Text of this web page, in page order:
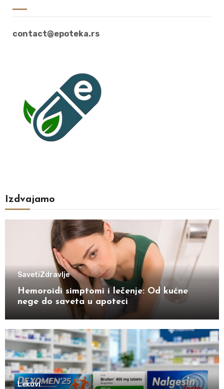
contact@epoteka.rs
Izdvajamo
SavetiZdravlje
Hemoroidi simptomi i lečenje: Od kućne
nege do saveta u apoteci
Lekovi